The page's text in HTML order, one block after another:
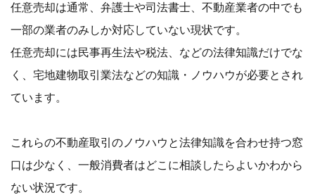
任意売却は通常、弁護士や司法書士、不動産業者の中でも
一部の業者のみしか対応していない現状です。
任意売却には民事再生法や税法、などの法律知識だけでな
く、宅地建物取引業法などの知識・ノウハウが必要とされ
ています。
これらの不動産取引のノウハウと法律知識を合わせ持つ窓
口は少なく、一般消費者はどこに相談したらよいかわから
ない状況です。